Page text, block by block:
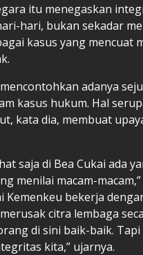
itu menegaskan
hari, bukan sekadar
kasus yang mencuat
adanya
kasus hukum. Hal
kata dia, membuat
saja di Bea Cukai ada
menilai macam-
Kemenkeu bekerja
citra lembaga
di sini baik-baik.
kita,” ujarnya.